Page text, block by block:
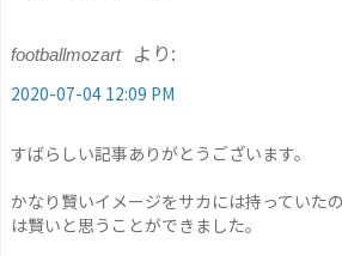
footballmozart より:
2020-07-04 12:09 PM
すばらしい記事ありがとうございます。
かなり賢いイメージをサカには持っていた
は賢いと思うことができました。